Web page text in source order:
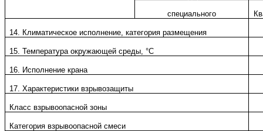
специального
14. Климатическое исполнение, категория размещения
15. Температура окружающей среды, °C
16. Исполнение крана
17. Характеристики взрывозащиты
Класс взрывоопасной зоны
Категория взрывоопасной смеси